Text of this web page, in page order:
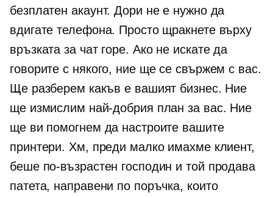
безплатен акаунт. Дори не е нужно да
вдигате телефона. Просто щракнете върху
връзката за чат горе. Ако не искате да
говорите с някого, ние ще се свържем с вас.
Ще разберем какъв е вашият бизнес. Ние
ще измислим най-добрия план за вас. Ние
ще ви помогнем да настроите вашите
принтери. Хм, преди малко имахме клиент,
беше по-възрастен господин и той продава
патета, направени по поръчка, които